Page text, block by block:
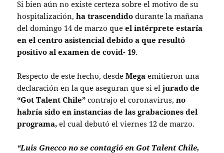
Si bien aún no existe certeza sobre el motivo de su
hospitalización,ha trascendido durante la mañana
del domingo 14 de marzo queel intérprete estaría
en el centro asistencial debido a que resultó
positivo al examen de covid- 19.
Respecto de este hecho, desdeMega emitieron una
declaración en la que aseguran que si eljurado de
“Got Talent Chile” contrajo el coronavirus,no
habría sido en instancias de las grabaciones del
programa, el cual debutó el viernes 12 de marzo.
“Luis Gnecco no se contagió en Got Talent Chile,